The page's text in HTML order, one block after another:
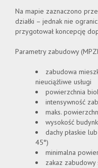
Na mapie zaznaczono
działki – jednak nie
przygotował koncepcję
Parametry zabudowy
zabudowa
nieuciążliwe usługi
powierzchnia
intensywność
maks.
wysokość
dachy płaskie
45°)
minimalna
zakaz